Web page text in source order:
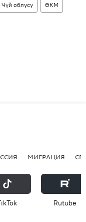
Чүй облусу ӨКМ
МИГРАЦИЯ
Rutube